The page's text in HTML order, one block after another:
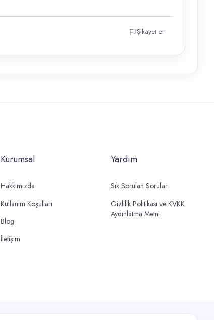
Şikayet et
Kurumsal
Hakkımızda
Kullanım Koşulları
Blog
İletişim
Yardım
Sık Sorulan Sorular
Gizlilik Politikası ve KVKK
Aydınlatma Metni